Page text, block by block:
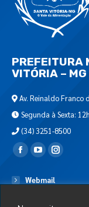
PREFEITURA
VITÓRIA – MG
Av. Reinaldo Franco
Segunda à Sexta:
(34) 3251-8500
Encontre-nos em:
Webmail